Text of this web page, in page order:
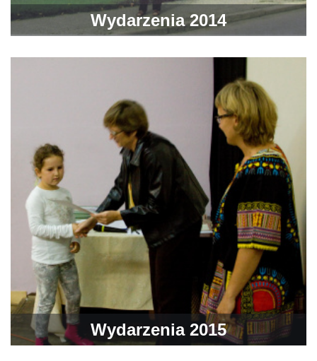
Wydarzenia 2014
Wydarzenia 2015